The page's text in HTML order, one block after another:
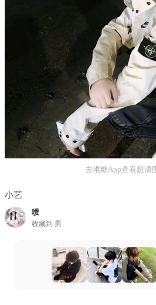
去堆糖App查看超清
小艺
噯
收藏到 男